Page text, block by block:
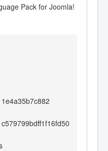
Pack for Joomla!